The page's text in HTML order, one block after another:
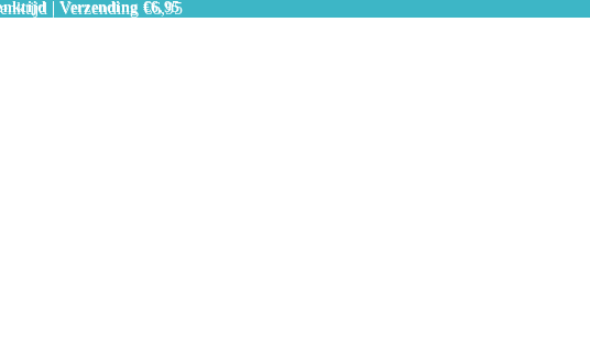
| Verzending €6,95
| Verzending €6,95